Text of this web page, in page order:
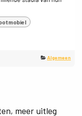
Algemeen
meer uitleg